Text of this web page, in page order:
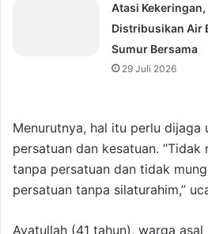
Atasi
Distribusikan Air
Sumur Bersama
29 Juli 2026
Menurutnya, hal itu perlu dijaga
persatuan dan kesatuan.
tanpa persatuan dan tidak
persatuan tanpa silaturahim,”
Ayatullah (41 tahun), warga